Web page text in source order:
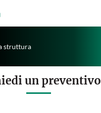
struttura
un preventivo